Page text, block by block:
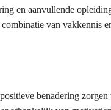
en aanvullende
combinatie van vakkennis
benadering